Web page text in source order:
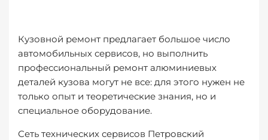
Кузовной ремонт предлагает большое число
автомобильных сервисов, но выполнить
профессиональный ремонт алюминиевых
деталей кузова могут не все: для этого нужен не
только опыт и теоретические знания, но и
специальное оборудование.
Сеть технических сервисов Петровский